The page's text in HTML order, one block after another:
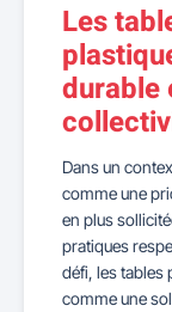
Les
durable
Dans un
comme une
en plus
pratiques
défi, les tables
comme une